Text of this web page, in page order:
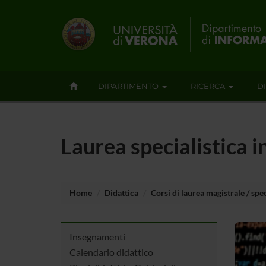
DIPARTIMENTO RICERCA
Laurea specialistica
Home Didattica Corsi di laurea magistrale /
Insegnamenti
Calendario didattico